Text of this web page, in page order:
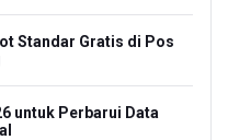
Standar Gratis di Pos
untuk Perbarui Data